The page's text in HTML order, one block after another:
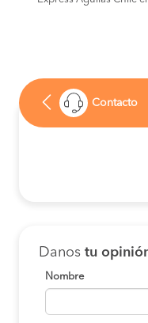
Contacto
Danos tu
Nombre